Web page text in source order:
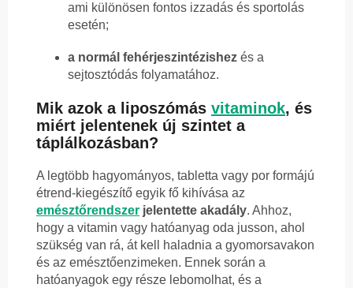
ami különösen fontos izzadás és sportolás
esetén;
a normál fehérjeszintézishez és a
sejtosztódás folyamatához.
Mik azok a liposzómás vitaminok, és
miért jelentenek új szintet a
táplálkozásban?
A legtöbb hagyományos, tabletta vagy por formájú
étrend-kiegészítő egyik fő kihívása az
emésztőrendszer jelentette akadály. Ahhoz,
hogy a vitamin vagy hatóanyag oda jusson, ahol
szükség van rá, át kell haladnia a gyomorsavakon
és az emésztőenzimeken. Ennek során a
hatóanyagok egy része lebomolhat, és a